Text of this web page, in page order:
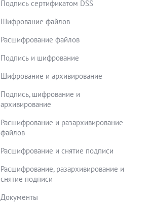
Подпись сертификатом DSS
Шифрование файлов
Расшифрование файлов
Подпись и шифрование
Шифрование и архивирование
Подпись, шифрование и
архивирование
Расшифрование и разархивирование
файлов
Расшифрование и снятие подписи
Расшифрование, разархивирование и
снятие подписи
Документы